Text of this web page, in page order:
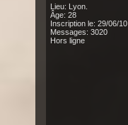
Lieu: Lyon.
Âge: 28
Inscription le: 29/06/10
Messages: 3020
Hors ligne